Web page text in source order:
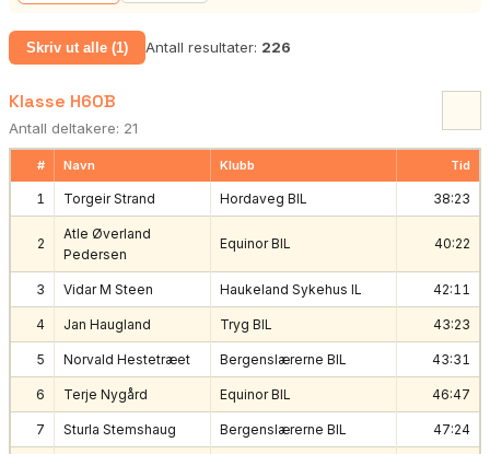
Skriv ut alle (1) Antall resultater: 226
Klasse H60B
Antall deltakere: 21
# Navn Klubb Tid
1 Torgeir Strand Hordaveg BIL 38:23
2
Atle Øverland
Pedersen
Equinor BIL 40:22
3 Vidar M Steen Haukeland Sykehus IL 42:11
4 Jan Haugland Tryg BIL 43:23
5 Norvald Hestetræet Bergenslærerne BIL 43:31
6 Terje Nygård Equinor BIL 46:47
7 Sturla Stemshaug Bergenslærerne BIL 47:24